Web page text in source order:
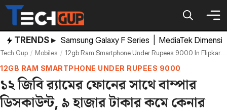
Skip
content
TRENDS ▸ Samsung Galaxy F Series MediaTek
Tech Gup Mobiles 12gb Ram Smartphone Under Rupees 9000 In Flipkart Big Bachat Days Sale
12GB RAM SMARTPHONE UNDER RUPEES 9000
১২ জিবি র‌্যামের ফোনের সাথে বাম্পার
ডিসকাউন্ট, ৯ হাজার টাকার কমে কেনার